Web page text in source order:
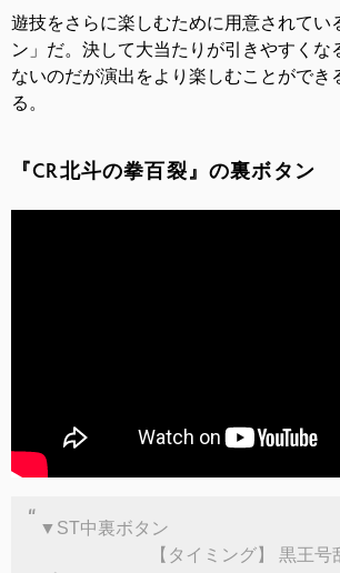
遊技をさらに楽しむために用意されてい
ン」だ。決して大当たりが引きやすくな
ないのだが演出をより楽しむことができ
る。
『CR北斗の拳百裂』の裏ボタン
▼ST中裏ボタン
【タイミング】 黒王号乱